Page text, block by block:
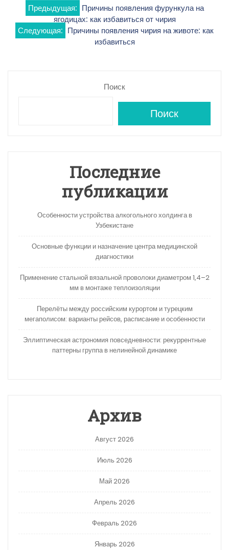
Навигация
по
Предыдущая: Причины появления фурункула на
ягодицах: как избавиться от чирия
Следующая: Причины появления чирия на животе: как
избавиться
Поиск
Поиск
Последние
публикации
Особенности устройства алкогольного холдинга в
Узбекистане
Основные функции и назначение центра медицинской
диагностики
Применение стальной вязальной проволоки диаметром 1,4–2
мм в монтаже теплоизоляции
Перелёты между российским курортом и турецким
мегаполисом: варианты рейсов, расписание и особенности
Эллиптическая астрономия повседневности: рекуррентные
паттерны группа в нелинейной динамике
Архив
Август 2026
Июль 2026
Май 2026
Апрель 2026
Февраль 2026
Январь 2026